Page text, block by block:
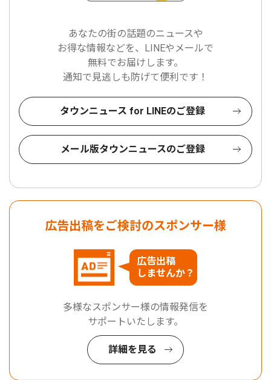
あなたの街の話題のニュースや
お得な情報などを、LINEやメールで
無料でお届けします。
通知で見逃しも防げて便利です！
タウンニュース for LINEのご登録
メール版タウンニュースのご登録
広告出稿をご検討のスポンサー様
広告出稿
しませんか？
多様なスポンサー様の情報発信を
サポートいたします。
詳細を見る